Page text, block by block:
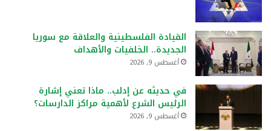
القيادة الفلسطينية والعلاقة مع سوريا
الجديدة.. الخلفيات والأهداف
أغسطس 9, 2026
في حديثه عن إدلب.. ماذا تعني إشارة
الرئيس الشرع لأهمية مراكز الدارسات؟
أغسطس 9, 2026